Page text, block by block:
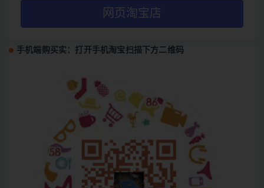
网页淘宝店
手机端购买实：打开手机淘宝扫描下方二维码